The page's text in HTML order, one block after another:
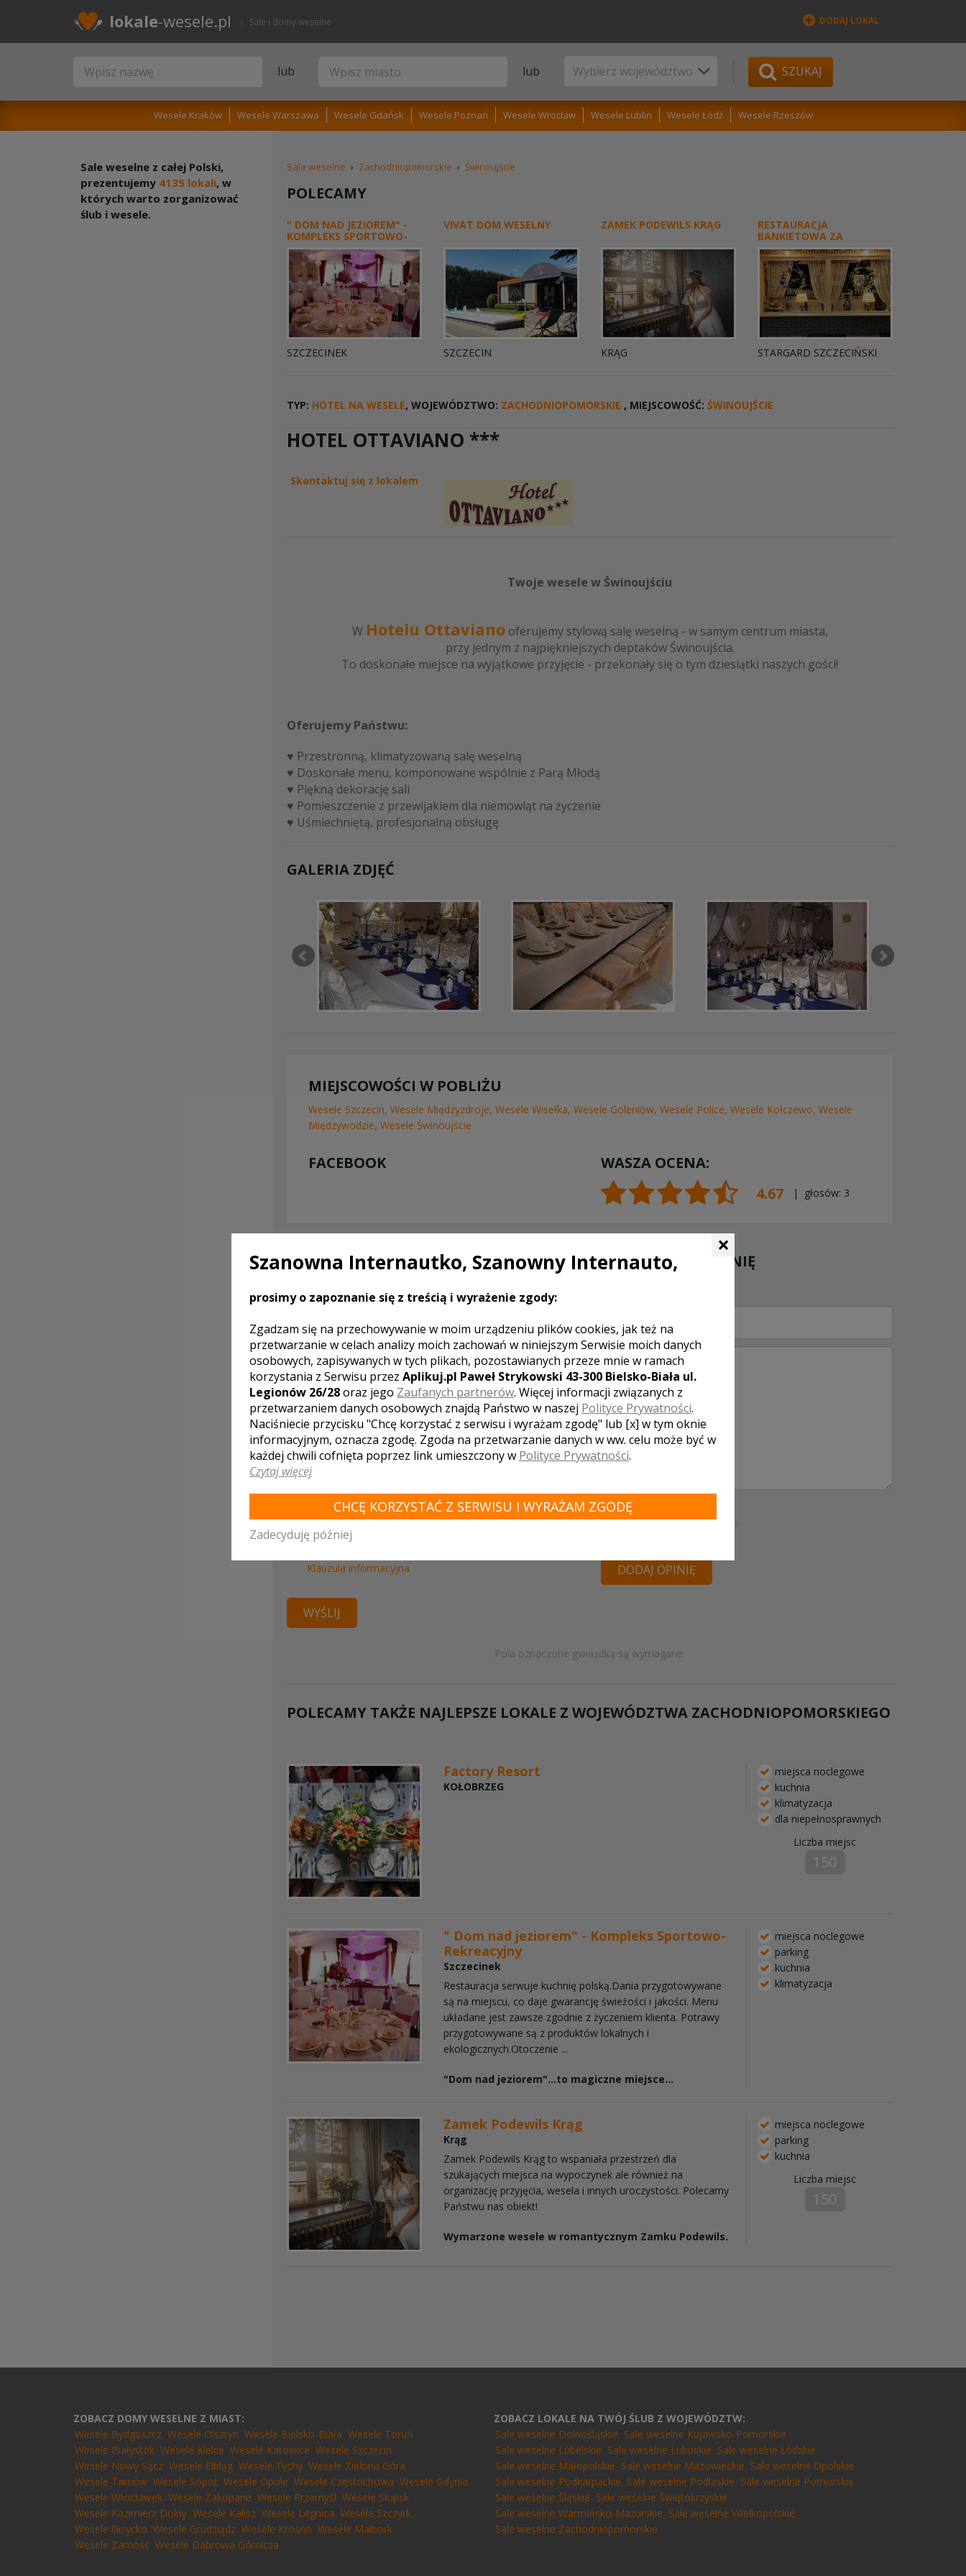
lokale-wesele.pl Sale i domy weselne DODAJ LOKAL
lub lub SZUKAJ
Wesele Kraków Wesele Warszawa Wesele Gdańsk Wesele Poznań Wesele Wrocław Wesele Lublin Wesele Łódź Wesele Rzeszów
Sale weselne › Zachodniopomorskie › Świnoujście
POLECAMY
" DOM NAD JEZIOREM" -
KOMPLEKS SPORTOWO-
REKREACYJNY
SZCZECINEK
VIVAT DOM WESELNY
SZCZECIN
ZAMEK PODEWILS KRĄG
KRĄG
RESTAURACJA
BANKIETOWA ZA
DRZWIAMI STARGARD
STARGARD SZCZECIŃSKI
TYP: HOTEL NA WESELE, WOJEWÓDZTWO: ZACHODNIOPOMORSKIE , MIEJSCOWOŚĆ: ŚWINOUJŚCIE
HOTEL OTTAVIANO ***
Skontaktuj się z lokalem
Twoje wesele w Świnoujściu
W Hotelu Ottavianooferujemy stylową salę weselną - w samym centrum miasta,
przy jednym z najpiękniejszych deptaków Świnoujścia.
To doskonałe miejsce na wyjątkowe przyjęcie - przekonały się o tym dziesiątki naszych gości!
Oferujemy Państwu:
♥ Przestronną, klimatyzowaną salę weselną
♥ Doskonałe menu, komponowane wspólnie z Parą Młodą
♥ Piękną dekorację sali
♥ Pomieszczenie z przewijakiem dla niemowląt na życzenie
♥ Uśmiechniętą, profesjonalną obsługę
GALERIA ZDJĘĆ
MIEJSCOWOŚCI W POBLIŻU
Wesele Szczecin, Wesele Międzyzdroje, Wesele Wisełka, Wesele Goleniów, Wesele Police, Wesele Kołczewo, Wesele
Międzywodzie, Wesele Świnoujście
FACEBOOK
WASZA OCENA:
4.67
| głosów: 3
SKONTAKTUJ SIĘ Z LOKALEM,
Klauzula informacyjna
WYŚLIJ
DODAJ SWOJĄ OPINIĘ
Twoja ocena lokalu:
DODAJ OPINIĘ
Pola oznaczone gwiazdką są wymagane.
POLECAMY TAKŻE NAJLEPSZE LOKALE Z WOJEWÓDZTWA ZACHODNIOPOMORSKIEGO
Factory Resort
KOŁOBRZEG
miejsca noclegowe
kuchnia
klimatyzacja
dla niepełnosprawnych
Liczba miejsc
150
" Dom nad jeziorem" - Kompleks Sportowo-
Rekreacyjny
Szczecinek
Restauracja serwuje kuchnię polską.Dania przygotowywane
są na miejscu, co daje gwarancję świeżości i jakości. Menu
układane jest zawsze zgodnie z życzeniem klienta. Potrawy
przygotowywane są z produktów lokalnych i
ekologicznych.Otoczenie ...
"Dom nad jeziorem"...to magiczne miejsce...
miejsca noclegowe
parking
kuchnia
klimatyzacja
Zamek Podewils Krąg
Krąg
Zamek Podewils Krąg to wspaniała przestrzeń dla
szukających miejsca na wypoczynek ale również na
organizację przyjęcia, wesela i innych uroczystości. Polecamy
Państwu nas obiekt!
Wymarzone wesele w romantycznym Zamku Podewils.
miejsca noclegowe
parking
kuchnia
Liczba miejsc
150
Sale weselne z całej Polski,
prezentujemy 4135 lokali, w
których warto zorganizować
ślub i wesele.
ZOBACZ DOMY WESELNE Z MIAST:
Wesele Bydgoszcz Wesele Olsztyn Wesele Bielsko-Biała Wesele Toruń
Wesele Białystok Wesele Kielce Wesele Katowice Wesele Szczecin
Wesele Nowy Sącz Wesele Elbląg Wesele Tychy Wesele Zielona Góra
Wesele Tarnów Wesele Sopot Wesele Opole Wesele Częstochowa Wesele Gdynia
Wesele Włocławek Wesele Zakopane Wesele Przemyśl Wesele Słupsk
Wesele Kazimierz Dolny Wesele Kalisz Wesele Legnica Wesele Szczyrk
Wesele Giżycko Wesele Grudziądz Wesele Krosno Wesele Malbork
Wesele Zamość Wesele Dąbrowa Górnicza
ZOBACZ LOKALE NA TWÓJ ŚLUB Z WOJEWÓDZTW:
Sale weselne Dolnośląskie Sale weselne Kujawsko-Pomorskie
Sale weselne Lubelskie Sale weselne Lubuskie Sale weselne Łódzkie
Sale weselne Małopolskie Sale weselne Mazowieckie Sale weselne Opolskie
Sale weselne Podkarpackie Sale weselne Podlaskie Sale weselne Pomorskie
Sale weselne Śląskie Sale weselne Świętokrzyskie
Sale weselne Warmińsko-Mazurskie Sale weselne Wielkopolskie
Sale weselne Zachodniopomorskie
×
Szanowna Internautko, Szanowny Internauto,
prosimy o zapoznanie się z treścią i wyrażenie zgody:
Zgadzam się na przechowywanie w moim urządzeniu plików cookies, jak też na
przetwarzanie w celach analizy moich zachowań w niniejszym Serwisie moich danych
osobowych, zapisywanych w tych plikach, pozostawianych przeze mnie w ramach
korzystania z Serwisu przez Aplikuj.pl Paweł Strykowski 43-300 Bielsko-Biała ul.
Legionów 26/28oraz jego Zaufanych partnerów. Więcej informacji związanych z
przetwarzaniem danych osobowych znajdą Państwo w naszej Polityce Prywatności.
Naciśniecie przycisku "Chcę korzystać z serwisu i wyrażam zgodę" lub [x] w tym oknie
informacyjnym, oznacza zgodę. Zgoda na przetwarzanie danych w ww. celu może być w
każdej chwili cofnięta poprzez link umieszczony w Polityce Prywatności.
Czytaj więcej
CHCĘ KORZYSTAĆ Z SERWISU I WYRAŻAM ZGODĘ
Zadecyduję później